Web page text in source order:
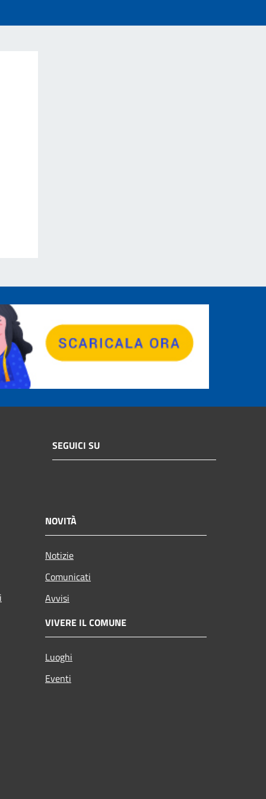
SEGUICI SU
NOVITÀ
Notizie
Comunicati
Avvisi
VIVERE IL COMUNE
Luoghi
Eventi